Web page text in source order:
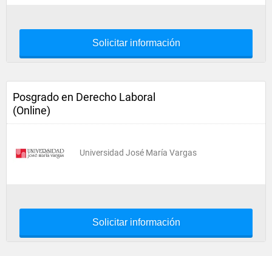
Solicitar información
Posgrado en Derecho Laboral
(Online)
Universidad José María Vargas
Solicitar información